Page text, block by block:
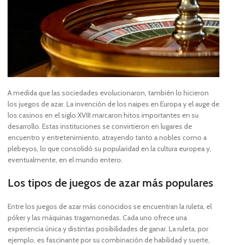
A medida que las sociedades evolucionaron, también lo hicieron
los juegos de azar. La invención de los naipes en Europa y el auge de
los casinos en el siglo XVIII marcaron hitos importantes en su
desarrollo. Estas instituciones se convirtieron en lugares de
encuentro y entretenimiento, atrayendo tanto a nobles como a
plebeyos, lo que consolidó su popularidad en la cultura europea y,
eventualmente, en el mundo entero.
Los tipos de juegos de azar más populares
Entre los juegos de azar más conocidos se encuentran la ruleta, el
póker y las máquinas tragamonedas. Cada uno ofrece una
experiencia única y distintas posibilidades de ganar. La ruleta, por
ejemplo, es fascinante por su combinación de habilidad y suerte,